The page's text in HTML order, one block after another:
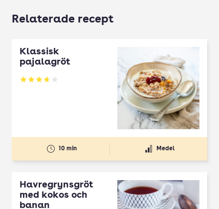
Relaterade recept
Klassisk
pajalagröt
Betyg: 3.73 av 5
10 min Medel
Havregrynsgröt
med kokos och
banan